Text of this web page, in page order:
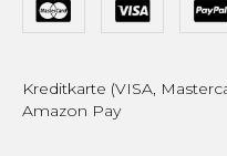
Kreditkarte (VISA,
Amazon Pay